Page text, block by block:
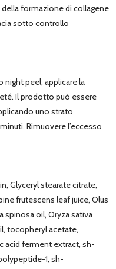
formazione di collagene
sotto controllo
peel, applicare la
Il prodotto può essere
uno strato
Rimuovere l’eccesso
Glyceryl stearate citrate,
frutescens leaf juice, Olus
spinosa oil, Oryza sativa
tocopheryl acetate,
acid ferment extract, sh-
1, sh-